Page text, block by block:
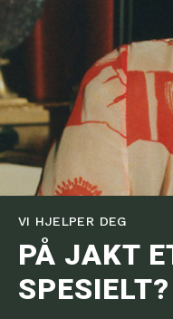
VI HJELPER DEG
PÅ JAKT
SPESIELT?